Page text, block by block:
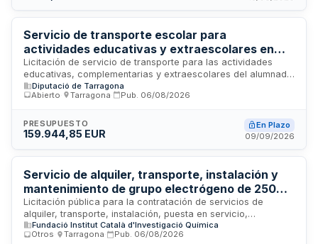
profesionales del sector deportivo y de ocio en
competencias educativas y preventivas en materia de
drogas y bienestar juvenil.
Servicio de transporte escolar para
actividades educativas y extraescolares en
centros de educación especial de la Diputación
de Tarragona
Licitación de servicio de transporte para las actividades
educativas, complementarias y extraescolares del alumnado
de tres centros de educación especial dependientes de la
Diputación de Tarragona. El servicio incluye desplazamientos
hidroterápia y equinoterápia, excursiones de mano o día
completo, y desplazamientos a colonias. Los vehículos
con movilidad reducida conforme a normativa vigente. El
contrato se estructura en tres lotes diferenciados según el
centro educativo.
Diputació de Tarragona
Abierto
Tarragona Pub. 06/08/2026
PRESUPUESTO
159.944,85 EUR
En Plazo
09/09/2026
Servicio de alquiler, transporte, instalación y
mantenimiento de grupo electrógeno de 250
kVA para el Instituto Catalán de Investigación
Química
Licitación pública para la contratación de servicios de
alquiler, transporte, instalación, puesta en servicio,
mantenimiento y retirada de un grupo electrógeno de 250
kVA destinado a garantizar el suministro eléctrico de apoyo
Fundació Institut Català d'Investigació Química
Otros
Tarragona Pub. 06/08/2026